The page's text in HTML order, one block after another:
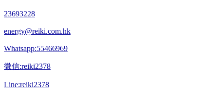
23693228
energy@reiki.com.hk
Whatsapp:55466969
微信:reiki2378
Line:reiki2378